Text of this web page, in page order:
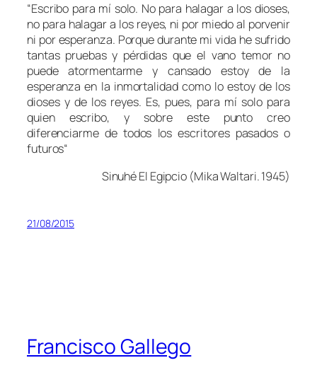
“Escribo para mí solo. No para halagar a los dioses,
no para halagar a los reyes, ni por miedo al porvenir
ni por esperanza. Porque durante mi vida he sufrido
tantas pruebas y pérdidas que el vano temor no
puede atormentarme y cansado estoy de la
esperanza en la inmortalidad como lo estoy de los
dioses y de los reyes. Es, pues, para mí solo para
quien escribo, y sobre este punto creo
diferenciarme de todos los escritores pasados o
futuros“
Sinuhé El Egipcio (Mika Waltari. 1945)
21/08/2015
Francisco Gallego